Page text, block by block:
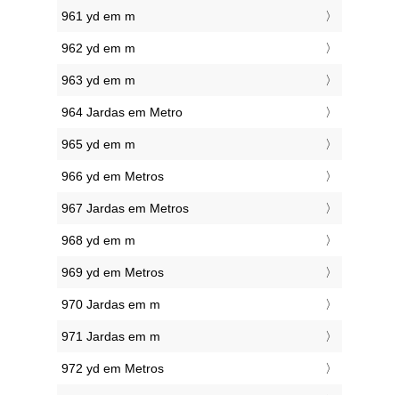
961 yd em m
962 yd em m
963 yd em m
964 Jardas em Metro
965 yd em m
966 yd em Metros
967 Jardas em Metros
968 yd em m
969 yd em Metros
970 Jardas em m
971 Jardas em m
972 yd em Metros